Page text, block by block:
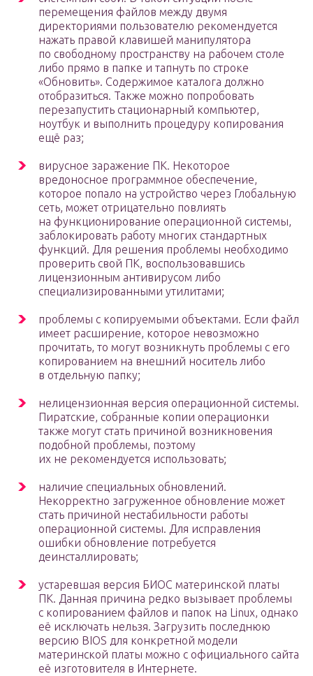
перемещения файлов между двумя
директориями пользователю рекомендуется
нажать правой клавишей манипулятора
по свободному пространству на рабочем столе
либо прямо в папке и тапнуть по строке
«Обновить». Содержимое каталога должно
отобразиться. Также можно попробовать
перезапустить стационарный компьютер,
ноутбук и выполнить процедуру копирования
ещё раз;
вирусное заражение ПК. Некоторое
вредоносное программное обеспечение,
которое попало на устройство через Глобальную
сеть, может отрицательно повлиять
на функционирование операционной системы,
заблокировать работу многих стандартных
функций. Для решения проблемы необходимо
проверить свой ПК, воспользовавшись
лицензионным антивирусом либо
специализированными утилитами;
проблемы с копируемыми объектами. Если файл
имеет расширение, которое невозможно
прочитать, то могут возникнуть проблемы с его
копированием на внешний носитель либо
в отдельную папку;
нелицензионная версия операционной системы.
Пиратские, собранные копии операционки
также могут стать причиной возникновения
подобной проблемы, поэтому
их не рекомендуется использовать;
наличие специальных обновлений.
Некорректно загруженное обновление может
стать причиной нестабильности работы
операционной системы. Для исправления
ошибки обновление потребуется
деинсталлировать;
устаревшая версия БИОС материнской платы
ПК. Данная причина редко вызывает проблемы
с копированием файлов и папок на Linux, однако
её исключать нельзя. Загрузить последнюю
версию BIOS для конкретной модели
материнской платы можно с официального сайта
её изготовителя в Интернете.